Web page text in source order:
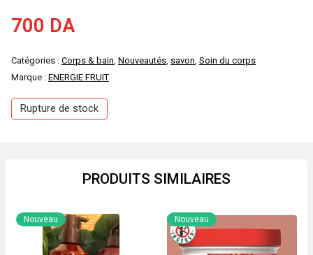
700 DA
Catégories : Corps & bain, Nouveautés, savon, Soin du corps
Marque : ENERGIE FRUIT
Rupture de stock
PRODUITS SIMILAIRES
Nouveau Nouveau